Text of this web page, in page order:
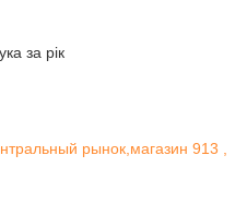
за рік
рынок,магазин 913 ,